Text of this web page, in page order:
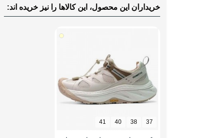
خریداران این محصول، این کالاها را نیز خریده اند:
37
38
40
41